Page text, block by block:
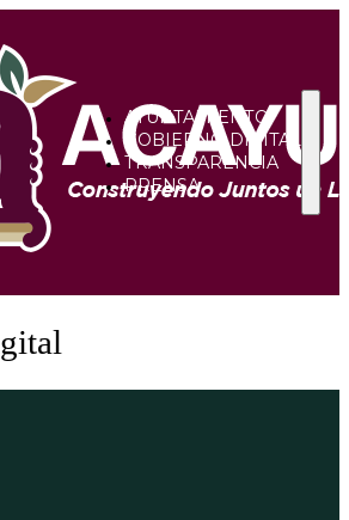
AYUNTAMIENTO
GOBIERNO DIGITAL
TRANSPARENCIA
PRENSA